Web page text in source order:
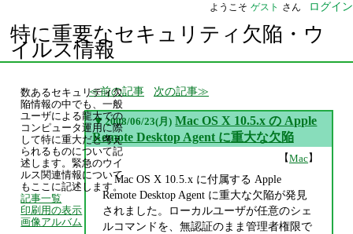
ようこそ ゲスト さん ログイン
特に重要なセキュリティ欠陥・ウ
イルス情報
前の記事 次の記事
▼ 2008/06/23(月) Mac OS X 10.5.x の Apple
Remote Desktop Agent に重大な欠陥
【Mac】
Mac OS X 10.5.x に付属する Apple
Remote Desktop Agent に重大な欠陥が発見
されました。ローカルユーザが任意のシェ
ルコマンドを、無認証のまま管理者権限で
数あるセキュリティ欠
陥情報の中でも、一般
ユーザによる龍大での
コンピュータ運用に際
して特に重大だと考え
られるものについて記
述します。緊急のウイ
ルス関連情報について
もここに記述します。
記事一覧
印刷用の表示
画像アルバム